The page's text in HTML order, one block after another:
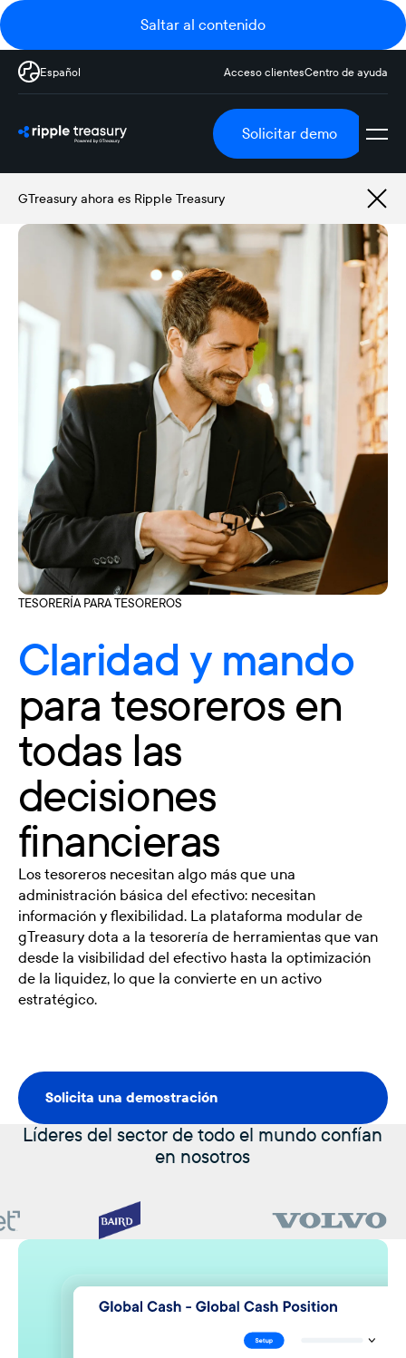
Saltar al contenido
Español Acceso clientesCentro de ayuda
Solicitar demo
GTreasury ahora es Ripple Treasury
TESORERÍA PARA TESOREROS
Claridad y mando
para tesoreros en
todas las
decisiones
financieras
Los tesoreros necesitan algo más que una
administración básica del efectivo: necesitan
información y flexibilidad. La plataforma modular de
gTreasury dota a la tesorería de herramientas que van
desde la visibilidad del efectivo hasta la optimización
de la liquidez, lo que la convierte en un activo
estratégico.
Solicita una demostración
Solicita una demostración
Líderes del sector de todo el mundo confían
en nosotros